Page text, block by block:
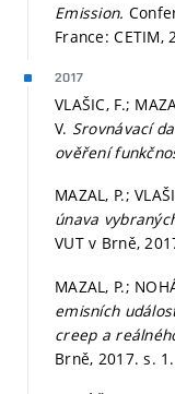
Emission.
France: CETIM,
2017
VLAŠIC, F.;
V. Srovnávací
ověření
MAZAL, P.;
únava
VUT v Brně,
MAZAL, P.;
emisních
creep a
Brně, 2017.s. 1.